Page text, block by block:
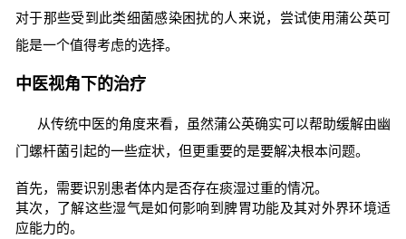
对于那些受到此类细菌感染困扰的人来说，尝试使用蒲公英可
能是一个值得考虑的选择。
中医视角下的治疗
从传统中医的角度来看，虽然蒲公英确实可以帮助缓解由幽
门螺杆菌引起的一些症状，但更重要的是要解决根本问题。
首先，需要识别患者体内是否存在痰湿过重的情况。
其次，了解这些湿气是如何影响到脾胃功能及其对外界环境适
应能力的。